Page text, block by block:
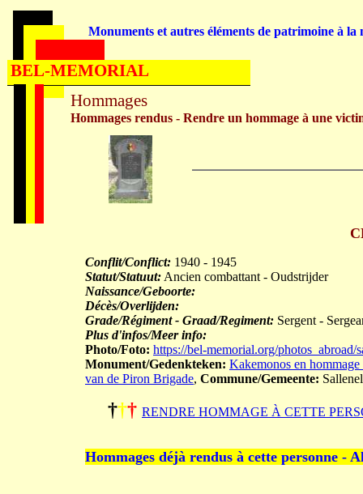
Conflit/Conflict: 1940 - 1945
Statut/Statuut: Ancien combattant - Oudstrijder
Naissance/Geboorte:
Décès/Overlijden:
Grade/Régiment - Graad/Regiment: Sergent -
Plus d'infos/Meer info:
Photo/Foto: https://bel-memorial.org/
Monument/Gedenkteken: Kakemonos en
van de Piron Brigade, Commune/Gemeente:
††† RENDRE HOMMAGE À CETTE
Hommages déjà rendus à cette personne -
Hommages
Hommages rendus - Rendre un hommage à une
Monuments et autres éléments de patrimoine à la
BEL-MEMORIAL